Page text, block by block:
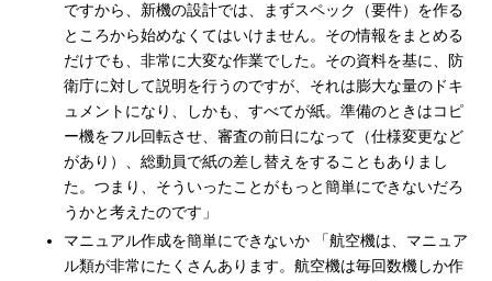
ですから、新機の設計では、まずスペック（要件）を作る
ところから始めなくてはいけません。その情報をまとめる
だけでも、非常に大変な作業でした。その資料を基に、防
衛庁に対して説明を行うのですが、それは膨大な量のドキ
ュメントになり、しかも、すべてが紙。準備のときはコピ
ー機をフル回転させ、審査の前日になって（仕様変更など
があり）、総動員で紙の差し替えをすることもありまし
た。つまり、そういったことがもっと簡単にできないだろ
うかと考えたのです」
マニュアル作成を簡単にできないか 「航空機は、マニュア
ル類が非常にたくさんあります。航空機は毎回数機しか作